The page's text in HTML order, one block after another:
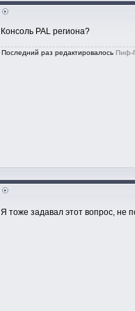
Консоль PAL региона?
Последний раз редактировалось Пиф-
Я тоже задавал этот вопрос, не